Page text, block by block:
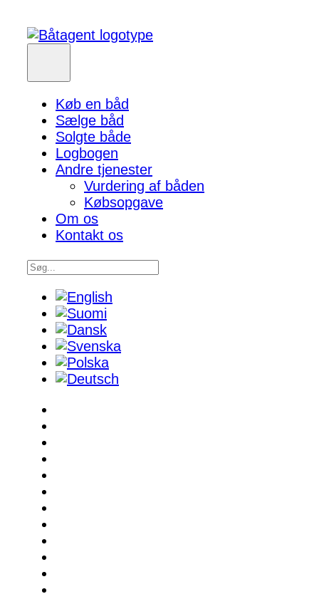
Køb en båd
Sælge båd
Solgte både
Logbogen
Andre tjenester
Vurdering af båden
Købsopgave
Om os
Kontakt os